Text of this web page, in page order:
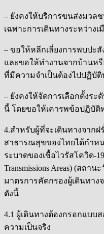
– ยังคงให้บริการขนส่งมวล
เฉพาะการเดินทางระหว่างเ
– ขอให้หลีกเลี่ยงการพบปะ
และขอให้ทำงานจากบ้านห
ที่มีความจำเป็นต้องไปปฏิบั
– ยังคงให้จัดการเลือกตั้งร
นี้ โดยขอให้เคารพข้อปฏิบัติ
4.สำหรับผู้ที่จะเดินทางจากฝ
สาธารณสุขของไทยได้กำห
ระบาดของเชื้อไวรัสโควิด-
Transmissions Areas) (สถา
มาตรการคัดกรองผู้เดินทา
ดังนี้
4.1 ผู้เดินทางต้องกรอกแบบ
ความเป็นจริง